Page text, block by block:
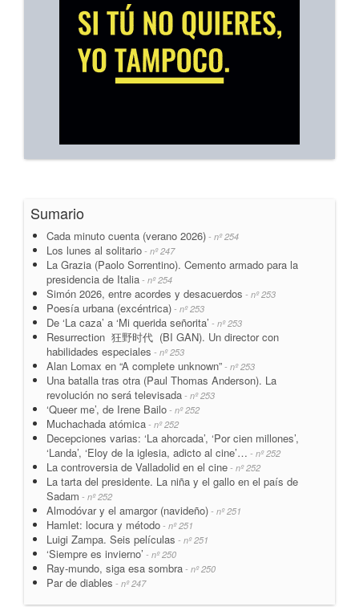
Sumario
Cada minuto cuenta (verano 2026) - nº 254
Los lunes al solitario - nº 247
La Grazia (Paolo Sorrentino). Cemento armado para la
presidencia de Italia - nº 254
Simón 2026, entre acordes y desacuerdos - nº 253
Poesía urbana (excéntrica) - nº 253
De ‘La caza’ a ‘Mi querida señorita’ - nº 253
Resurrection 狂野时代 (BI GAN). Un director con
habilidades especiales - nº 253
Alan Lomax en “A complete unknown” - nº 253
Una batalla tras otra (Paul Thomas Anderson). La
revolución no será televisada - nº 253
‘Queer me’, de Irene Bailo - nº 252
Muchachada atómica - nº 252
Decepciones varias: ‘La ahorcada’, ‘Por cien millones’,
‘Landa’, ‘Eloy de la iglesia, adicto al cine’… - nº 252
La controversia de Valladolid en el cine - nº 252
La tarta del presidente. La niña y el gallo en el país de
Sadam - nº 252
Almodóvar y el amargor (navideño) - nº 251
Hamlet: locura y método - nº 251
Luigi Zampa. Seis películas - nº 251
‘Siempre es invierno’ - nº 250
Ray-mundo, siga esa sombra - nº 250
Par de diables - nº 247